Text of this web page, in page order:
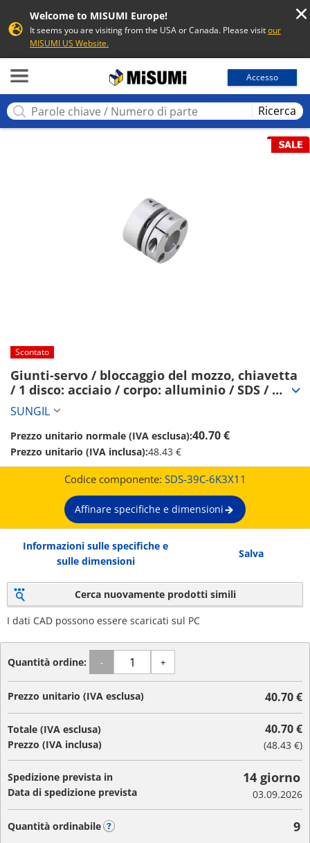
Welcome to MISUMI Europe!
It seems you are visiting from the USA or Canada. Please visitour
MISUMI US Website.
Accesso
Ricerca
Scontato
Giunti-servo / bloccaggio del mozzo, chiavetta
/ 1 disco: acciaio / corpo: alluminio / SDS /
SUNGIL (SDS-39C-6K3X11)
SUNGIL
Prezzo unitario normale (IVA esclusa):40.70 €
Prezzo unitario (IVA inclusa):48.43 €
Codice componente: SDS-39C-6K3X11
Affinare specifiche e dimensioni
Informazioni sulle specifiche e
sulle dimensioni
Salva
Cerca nuovamente prodotti simili
I dati CAD possono essere scaricati sul PC
Quantità ordine: - +
Prezzo unitario (IVA esclusa) 40.70 €
Totale (IVA esclusa)
Prezzo (IVA inclusa)
40.70 €
(48.43 €)
Spedizione prevista in
Data di spedizione prevista
14 giorno
03.09.2026
Quantità ordinabile 9